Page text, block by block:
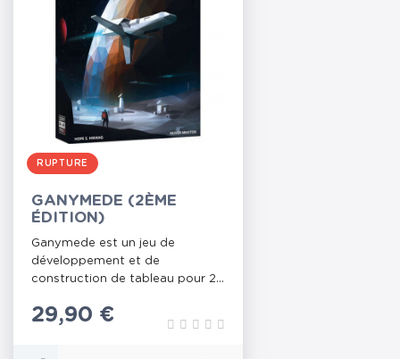
RUPTURE
GANYMEDE (2ÈME
ÉDITION)
Ganymede est un jeu de
développement et de
construction de tableau pour 2...
Prix
29,90 €